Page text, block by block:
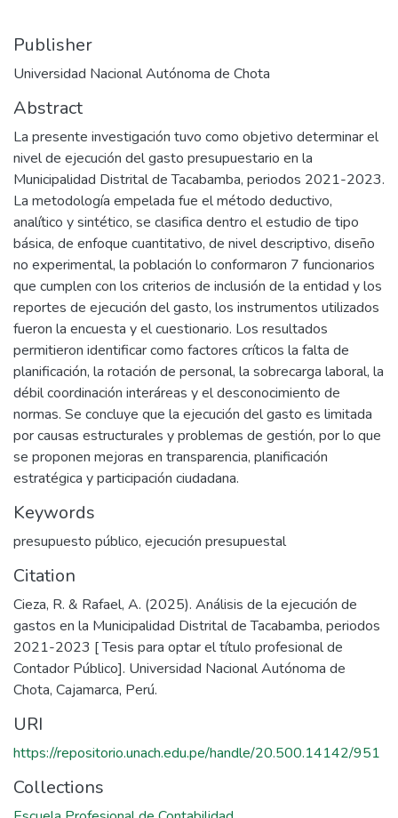
Publisher
Universidad Nacional Autónoma de Chota
Abstract
La presente investigación tuvo como objetivo determinar el
nivel de ejecución del gasto presupuestario en la
Municipalidad Distrital de Tacabamba, periodos 2021-2023.
La metodología empelada fue el método deductivo,
analítico y sintético, se clasifica dentro el estudio de tipo
básica, de enfoque cuantitativo, de nivel descriptivo, diseño
no experimental, la población lo conformaron 7 funcionarios
que cumplen con los criterios de inclusión de la entidad y los
reportes de ejecución del gasto, los instrumentos utilizados
fueron la encuesta y el cuestionario. Los resultados
permitieron identificar como factores críticos la falta de
planificación, la rotación de personal, la sobrecarga laboral, la
débil coordinación interáreas y el desconocimiento de
normas. Se concluye que la ejecución del gasto es limitada
por causas estructurales y problemas de gestión, por lo que
se proponen mejoras en transparencia, planificación
estratégica y participación ciudadana.
Keywords
presupuesto público, ejecución presupuestal
Citation
Cieza, R. & Rafael, A. (2025). Análisis de la ejecución de
gastos en la Municipalidad Distrital de Tacabamba, periodos
2021-2023 [ Tesis para optar el título profesional de
Contador Público]. Universidad Nacional Autónoma de
Chota, Cajamarca, Perú.
URI
https://repositorio.unach.edu.pe/handle/20.500.14142/951
Collections